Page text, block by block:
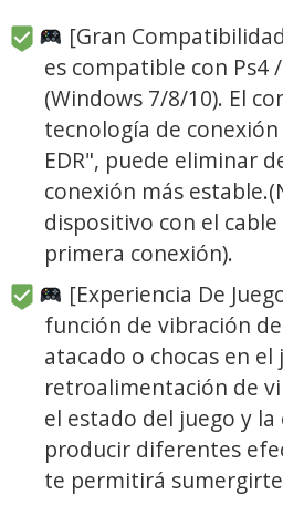
[Gran
es compatible con Ps4
(Windows 7/8/10). El
tecnología de
EDR", puede eliminar
conexión más
dispositivo con el
primera conexión).
[Experiencia De
función de vibración
atacado o chocas en el
retroalimentación de
el estado del juego y
producir diferentes
te permitirá